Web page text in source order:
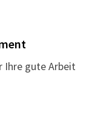
Ihre gute Arbeit